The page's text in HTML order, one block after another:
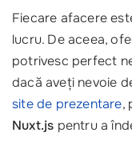
Fiecare afacere
lucru. De aceea,
potrivesc perfect
dacă aveți nevoie
site de prezentare,
Nuxt.js pentru a